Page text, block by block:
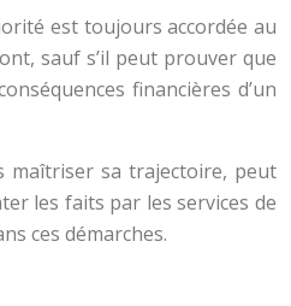
est toujours accordée au
sauf s’il peut prouver que
financières d’un
maîtriser sa trajectoire, peut
les faits par les services de
ces démarches.